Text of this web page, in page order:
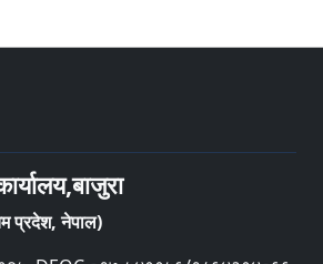
प्रदेश, नेपाल)